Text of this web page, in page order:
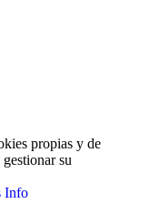
propias y de
su
Info